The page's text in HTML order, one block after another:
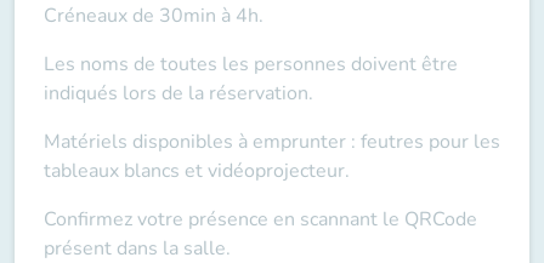
Créneaux de 30min à 4h.
Les noms de toutes les personnes doivent être
indiqués lors de la réservation.
Matériels disponibles à emprunter : feutres pour les
tableaux blancs et vidéoprojecteur.
Confirmez votre présence en scannant le QRCode
présent dans la salle.